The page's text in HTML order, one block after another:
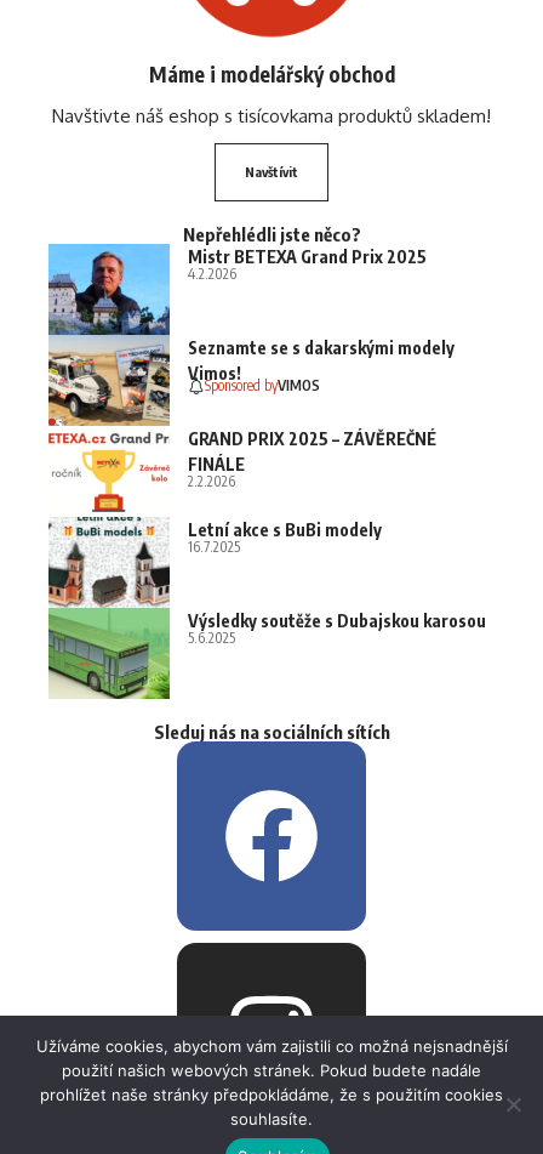
Máme i modelářský obchod
Navštivte náš eshop s tisícovkama produktů skladem!
Navštívit
Nepřehlédli jste něco?
Mistr BETEXA Grand Prix 2025
4.2.2026
Seznamte se s dakarskými modely
Vimos!
Sponsored byVIMOS
GRAND PRIX 2025 – ZÁVĚREČNÉ
FINÁLE
2.2.2026
Letní akce s BuBi modely
16.7.2025
Výsledky soutěže s Dubajskou karosou
5.6.2025
Sleduj nás na sociálních sítích
Užíváme cookies, abychom vám zajistili co možná nejsnadnější
použití našich webových stránek. Pokud budete nadále
prohlížet naše stránky předpokládáme, že s použitím cookies
souhlasíte.